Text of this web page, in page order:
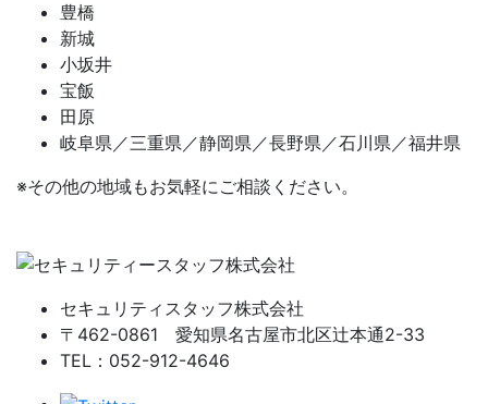
豊橋
新城
小坂井
宝飯
田原
岐阜県／三重県／静岡県／長野県／石川県／福井県
※その他の地域もお気軽にご相談ください。
セキュリティスタッフ株式会社
〒462-0861 愛知県名古屋市北区辻本通2-33
TEL：052-912-4646